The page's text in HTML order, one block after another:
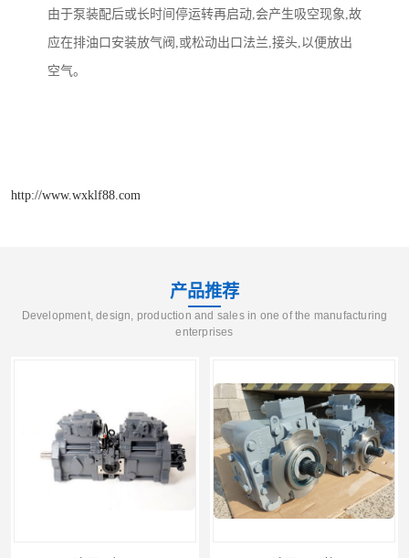
由于泵装配后或长时间停运转再启动,会产生吸空现象,故
应在排油口安装放气阀,或松动出口法兰,接头,以便放出
空气。
http://www.wxklf88.com
产品推荐
Development, design, production and sales in one of the manufacturing
enterprises